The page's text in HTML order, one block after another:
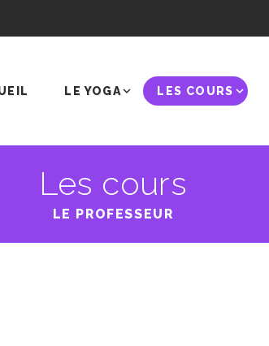
LE YOGA LES COURS
Les cours
LE PROFESSEUR